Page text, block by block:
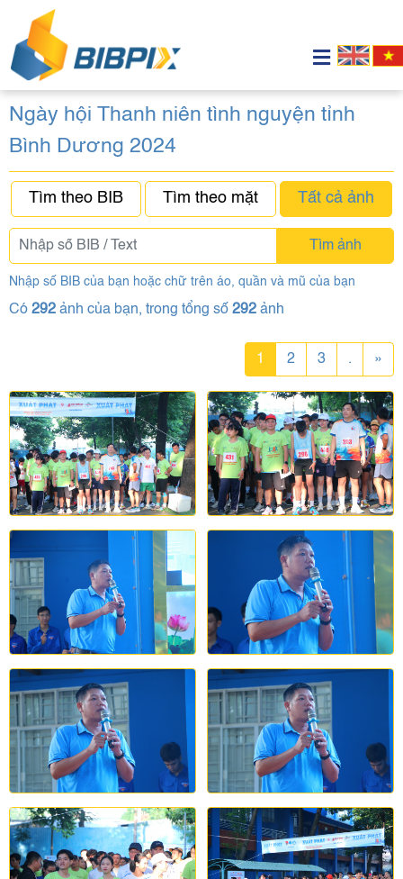
Ngày hội Thanh niên tình nguyện tỉnh
Bình Dương 2024
Tìm theo BIB Tìm theo mặt Tất cả ảnh
Tìm ảnh
Nhập số BIB của bạn hoặc chữ trên áo, quần và mũ của bạn
Có 292 ảnh của bạn, trong tổng số 292 ảnh
1 2 3 . »